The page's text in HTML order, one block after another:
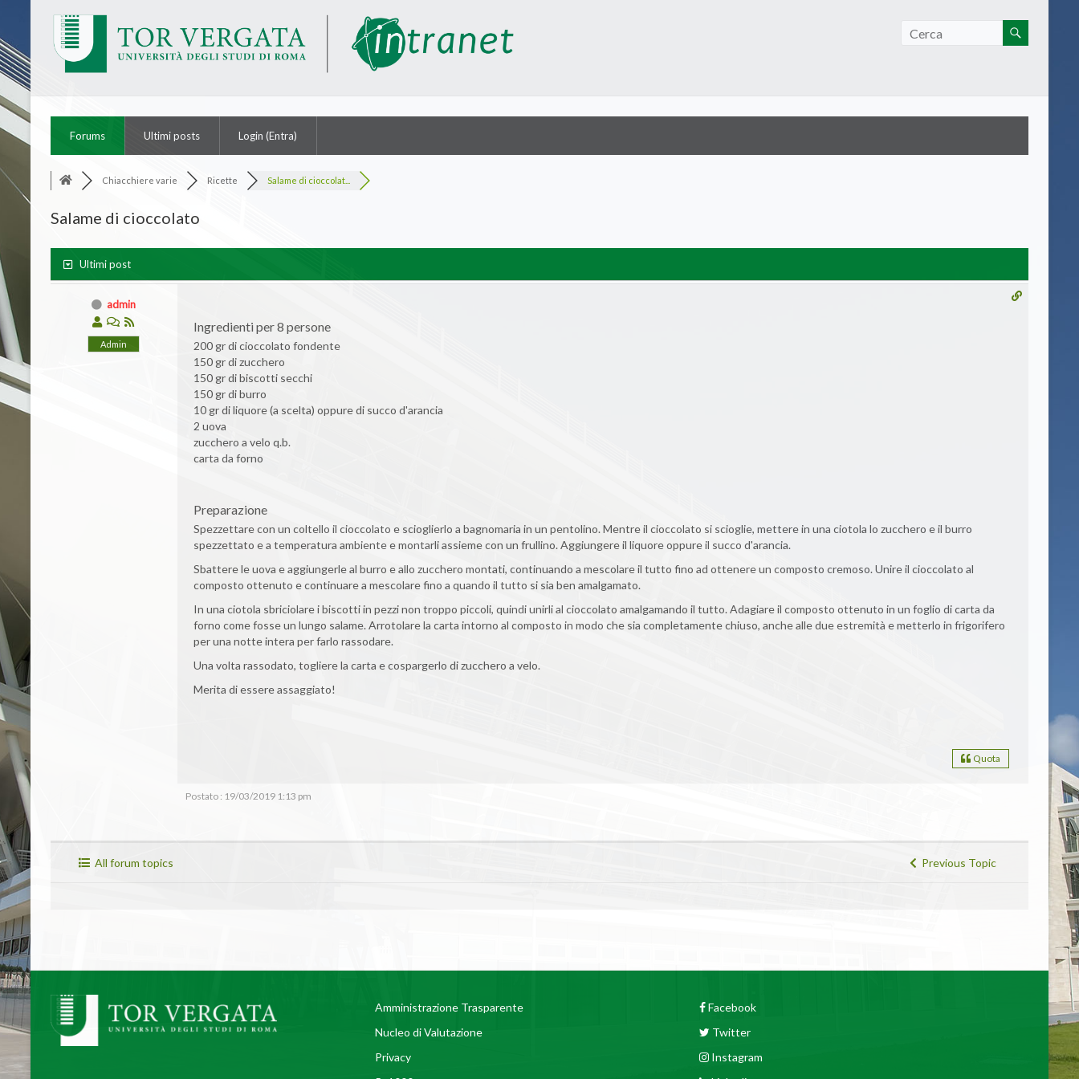
Intranet Tor Vergata
Forums Ultimi posts Login (Entra)
Chiacchiere varie Ricette Salame di cioccolat...
Salame di cioccolato
Ultimi post
admin
Admin
Ingredienti per 8 persone
200 gr di cioccolato fondente
150 gr di zucchero
150 gr di biscotti secchi
150 gr di burro
10 gr di liquore (a scelta) oppure di succo d'arancia
2 uova
zucchero a velo q.b.
carta da forno
Preparazione
Spezzettare con un coltello il cioccolato e scioglierlo a bagnomaria in un pentolino. Mentre il cioccolato si scioglie, mettere in una ciotola lo zucchero e il burro
spezzettato e a temperatura ambiente e montarli assieme con un frullino. Aggiungere il liquore oppure il succo d'arancia.
Sbattere le uova e aggiungerle al burro e allo zucchero montati, continuando a mescolare il tutto fino ad ottenere un composto cremoso. Unire il cioccolato al
composto ottenuto e continuare a mescolare fino a quando il tutto si sia ben amalgamato.
In una ciotola sbriciolare i biscotti in pezzi non troppo piccoli, quindi unirli al cioccolato amalgamando il tutto. Adagiare il composto ottenuto in un foglio di carta da
forno come fosse un lungo salame. Arrotolare la carta intorno al composto in modo che sia completamente chiuso, anche alle due estremità e metterlo in frigorifero
per una notte intera per farlo rassodare.
Una volta rassodato, togliere la carta e cospargerlo di zucchero a velo.
Merita di essere assaggiato!
Quota
Postato : 19/03/2019 1:13 pm
All forum topics Previous Topic
Amministrazione Trasparente
Nucleo di Valutazione
Privacy
Facebook
Twitter
Instagram